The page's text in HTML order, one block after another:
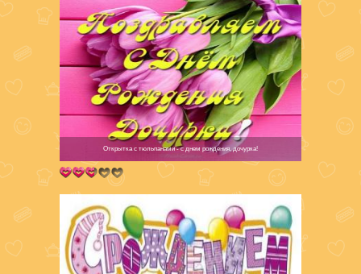
Открытка с тюльпанами - с днем рождения, дочурка!